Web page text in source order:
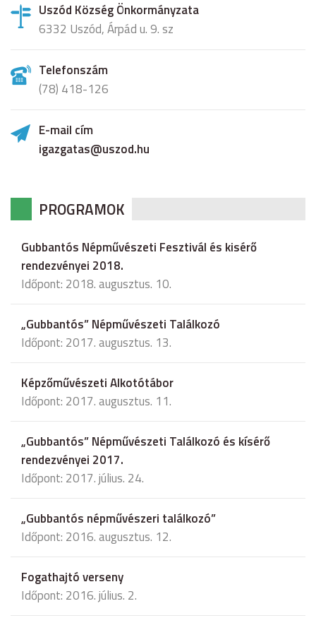
Uszód Község Önkormányzata
6332 Uszód, Árpád u. 9. sz
Telefonszám
(78) 418-126
E-mail cím
igazgatas@uszod.hu
PROGRAMOK
Gubbantós Népművészeti Fesztivál és kisérő
rendezvényei 2018.
Időpont: 2018. augusztus. 10.
„Gubbantós” Népművészeti Találkozó
Időpont: 2017. augusztus. 13.
Képzőművészeti Alkotótábor
Időpont: 2017. augusztus. 11.
„Gubbantós” Népművészeti Találkozó és kísérő
rendezvényei 2017.
Időpont: 2017. július. 24.
„Gubbantós népművészeri találkozó”
Időpont: 2016. augusztus. 12.
Fogathajtó verseny
Időpont: 2016. július. 2.